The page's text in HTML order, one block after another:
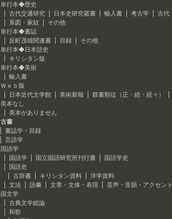
単行本◆歴史
古代交通研究
日本史研究叢書 輸入書 考古学 古代
系図・家紋
その他
単行本◆書誌
反町茂雄関連書
目録
その他
単行本◆日本語史
キリシタン版
単行本◆美術
輸入書
Ｗｅｂ版
日本近代文学館
美術新報 群書類従（正・続・続々）
美本なし
美本がありません
古書
書誌学・目録
言語学
国語学
国語学
国立国語研究所刊行書
国語学史
国語史
古辞書
キリシタン資料
洋学資料
文法
語彙 文章・文体・表現 音声・音韻・アクセント
国文学
古典文学総論
和歌